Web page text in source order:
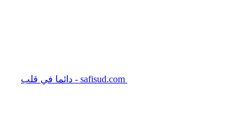
safisud.com - دائما في قلب